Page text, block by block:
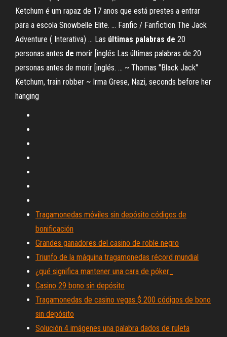
Ketchum é um rapaz de 17 anos que está prestes a entrar
para a escola Snowbelle Elite. ... Fanfic / Fanfiction The Jack
Adventure ( Interativa) ... Las últimas palabras de 20
personas antes de morir [inglés Las últimas palabras de 20
personas antes de morir [inglés. ... ~ Thomas "Black Jack"
Ketchum, train robber ~ Irma Grese, Nazi, seconds before her
hanging
Tragamonedas móviles sin depósito códigos de
bonificación
Grandes ganadores del casino de roble negro
Triunfo de la máquina tragamonedas récord mundial
¿qué significa mantener una cara de póker_
Casino 29 bono sin depósito
Tragamonedas de casino vegas $ 200 códigos de bono
sin depósito
Solución 4 imágenes una palabra dados de ruleta